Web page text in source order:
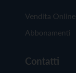
Vendita Online
Abbonamenti
Contatti